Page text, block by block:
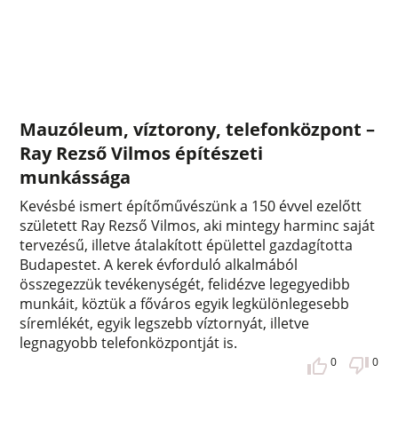
Mauzóleum, víztorony, telefonközpont –
Ray Rezső Vilmos építészeti
munkássága
Kevésbé ismert építőművészünk a 150 évvel ezelőtt
született Ray Rezső Vilmos, aki mintegy harminc saját
tervezésű, illetve átalakított épülettel gazdagította
Budapestet. A kerek évforduló alkalmából
összegezzük tevékenységét, felidézve legegyedibb
munkáit, köztük a főváros egyik legkülönlegesebb
síremlékét, egyik legszebb víztornyát, illetve
legnagyobb telefonközpontját is.
0 0